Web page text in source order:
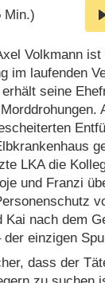
Min.)
Volkmann
im laufenden
seine
LKA die
und Franzi
Kai nach dem
einzigen
dass der